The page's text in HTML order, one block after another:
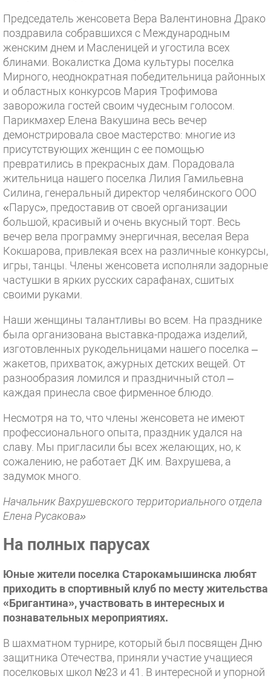
Председатель женсовета Вера Валентиновна Драко
поздравила собравшихся с Международным
женским днем и Масленицей и угостила всех
блинами. Вокалистка Дома культуры поселка
Мирного, неоднократная победительница районных
и областных конкурсов Мария Трофимова
заворожила гостей своим чудесным голосом.
Парикмахер Елена Вакушина весь вечер
демонстрировала свое мастерство: многие из
присутствующих женщин с ее помощью
превратились в прекрасных дам. Порадовала
жительница нашего поселка Лилия Гамильевна
Силина, генеральный директор челябинского ООО
«Парус», предоставив от своей организации
большой, красивый и очень вкусный торт. Весь
вечер вела программу энергичная, веселая Вера
Кокшарова, привлекая всех на различные конкурсы,
игры, танцы. Члены женсовета исполняли задорные
частушки в ярких русских сарафанах, сшитых
своими руками.
Наши женщины талантливы во всем. На празднике
была организована выставка-продажа изделий,
изготовленных рукодельницами нашего поселка –
жакетов, прихваток, ажурных детских вещей. От
разнообразия ломился и праздничный стол –
каждая принесла свое фирменное блюдо.
Несмотря на то, что члены женсовета не имеют
профессионального опыта, праздник удался на
славу. Мы пригласили бы всех желающих, но, к
сожалению, не работает ДК им. Вахрушева, а
задумок много.
Начальник Вахрушевского территориального отдела
Елена Русакова»
На полных парусах
Юные жители поселка Старокамышинска любят
приходить в спортивный клуб по месту жительства
«Бригантина», участвовать в интересных и
познавательных мероприятиях.
В шахматном турнире, который был посвящен Дню
защитника Отечества, приняли участие учащиеся
поселковых школ №23 и 41. В интересной и упорной